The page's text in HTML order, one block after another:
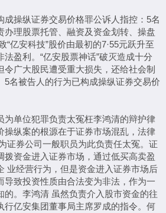
操纵证券交易价格罪公诉人指控：5名
办理股票托管、融资及资金划转、操盘
“亿安科技”股价由最初的7·55元跃升至
法盈利。“亿安股票神话”破灭造成十分
令广大股民遭受重大损失，还给社会制
5名被告人的行为已构成操纵证券交易价
单位犯罪负责太冤枉李鸿清的辩护律
操纵案的根源在于证券市场混乱，法律
证券公司一般职员为此负责任太冤。证
拨资金进入证券市场，通过低买高卖盈
业经营行为，但是资金进入证券市场后
导致投资性质由合法变为非法，作为一
的。李鸿清 虽然负责介入股市资金的往
行亿安集团董事局主席罗成的指令。何